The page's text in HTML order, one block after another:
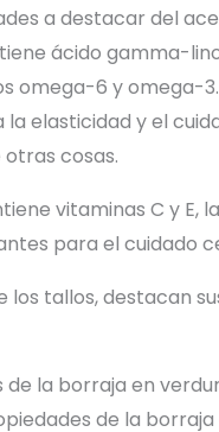
a destacar del
ácido gamma-
omega-6 y omega-
elasticidad y el
cosas.
vitaminas C y E,
para el cuidado
los tallos, destacan
de la borraja en
de la